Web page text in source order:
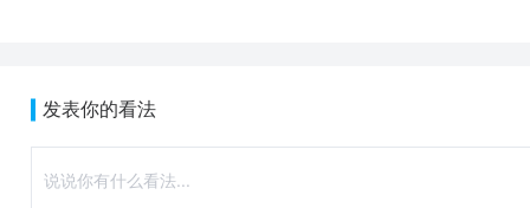
发表你的看法